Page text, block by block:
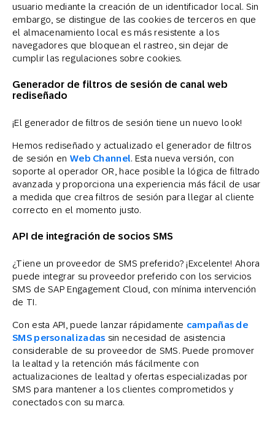
usuario mediante la creación de un identificador local. Sin
embargo, se distingue de las cookies de terceros en que
el almacenamiento local es más resistente a los
navegadores que bloquean el rastreo, sin dejar de
cumplir las regulaciones sobre cookies.
Generador de filtros de sesión de canal web
rediseñado
¡El generador de filtros de sesión tiene un nuevo look!
Hemos rediseñado y actualizado el generador de filtros
de sesión en Web Channel. Esta nueva versión, con
soporte al operador OR, hace posible la lógica de filtrado
avanzada y proporciona una experiencia más fácil de usar
a medida que crea filtros de sesión para llegar al cliente
correcto en el momento justo.
API de integración de socios SMS
¿Tiene un proveedor de SMS preferido? ¡Excelente! Ahora
puede integrar su proveedor preferido con los servicios
SMS de SAP Engagement Cloud, con mínima intervención
de TI.
Con esta API, puede lanzar rápidamente campañas de
SMS personalizadas sin necesidad de asistencia
considerable de su proveedor de SMS. Puede promover
la lealtad y la retención más fácilmente con
actualizaciones de lealtad y ofertas especializadas por
SMS para mantener a los clientes comprometidos y
conectados con su marca.